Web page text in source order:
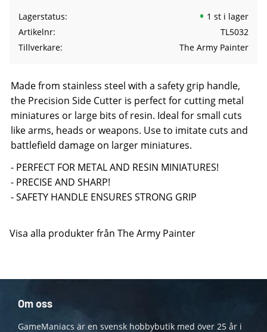
Lagerstatus
1 st i lager
Artikelnr
TL5032
Tillverkare
The Army Painter
Made from stainless steel with a safety grip handle,
the Precision Side Cutter is perfect for cutting metal
miniatures or large bits of resin. Ideal for small cuts
like arms, heads or weapons. Use to imitate cuts and
battlefield damage on larger miniatures.
- PERFECT FOR METAL AND RESIN MINIATURES!
- PRECISE AND SHARP!
- SAFETY HANDLE ENSURES STRONG GRIP
Visa alla produkter från The Army Painter
Om oss
GameManiacs är en svensk hobbybutik med över 25 år i